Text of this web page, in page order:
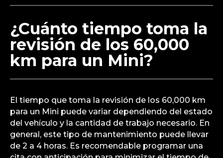
¿Cuánto tiempo toma la
revisión de los 60,000
km para un Mini?
El tiempo que toma la revisión de los 60,000 km
para un Mini puede variar dependiendo del estado
del vehículo y la cantidad de trabajo necesario. En
general, este tipo de mantenimiento puede llevar
de 2 a 4 horas. Es recomendable programar una